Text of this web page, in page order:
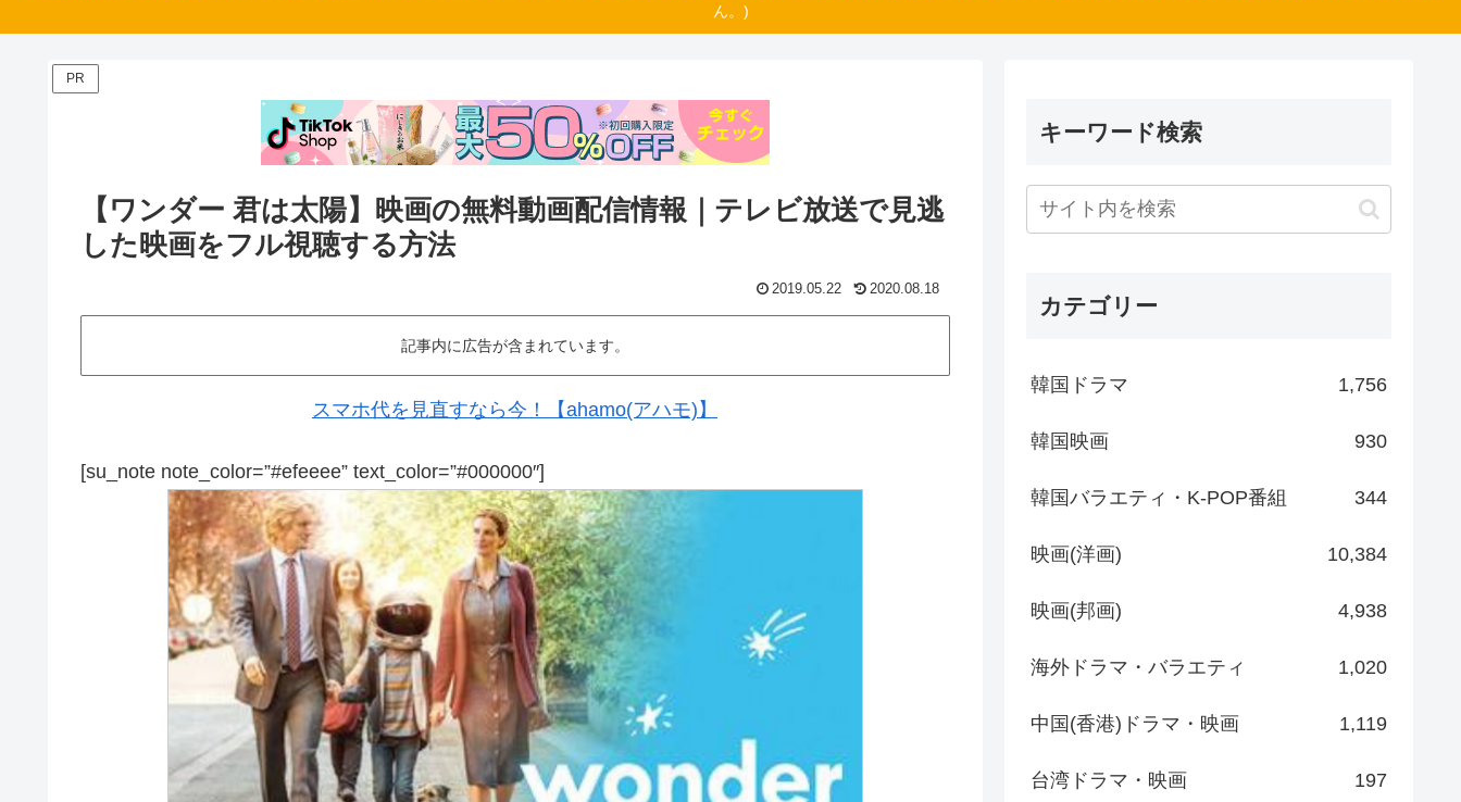
ん。)
PR
【ワンダー 君は太陽】映画の無料動画配信情報｜テレビ放送で見逃
した映画をフル視聴する方法
2019.05.22 2020.08.18
記事内に広告が含まれています。
スマホ代を見直すなら今！【ahamo(アハモ)】
[su_note note_color=”#efeeee” text_color=”#000000″]
キーワード検索
カテゴリー
韓国ドラマ 1,756
韓国映画 930
韓国バラエティ・K-POP番組 344
映画(洋画) 10,384
映画(邦画) 4,938
海外ドラマ・バラエティ 1,020
中国(香港)ドラマ・映画 1,119
台湾ドラマ・映画 197